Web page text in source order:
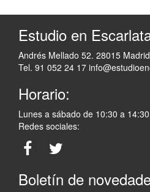
Estudio en
Andrés Mellado 52. 28015 Madrid
Tel. 91 052 24 17
Horario:
Lunes a sábado de 10:30 a
Redes sociales:
Boletín de